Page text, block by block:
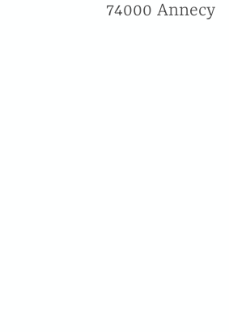
74000 Annecy